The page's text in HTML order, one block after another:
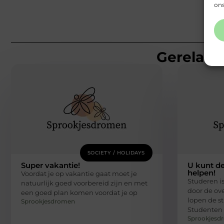
SOCIETY / HOLIDAYS
Super vakantie!
Voordat je op vakantie gaat moet je
natuurlijk goed voorbereid zijn en met
een goed plan komen voordat je op
Sprookjesdromen
U kunt
helpen!
Studeren
door de
lopen de
Studenten